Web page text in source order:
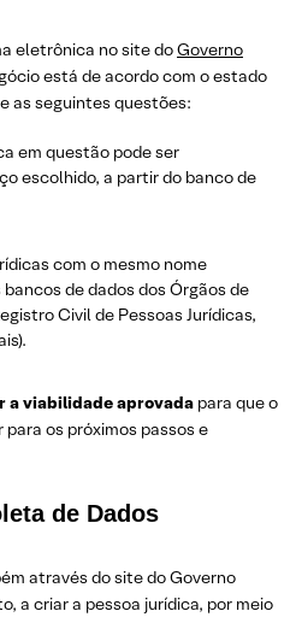
eletrônica no site doGoverno
está de acordo com o estado
as seguintes questões:
em questão pode ser
escolhido, a partir do banco de
com o mesmo nome
de dados dos Órgãos de
Civil de Pessoas Jurídicas,
a viabilidade aprovada para que o
os próximos passos e
de Dados
através do site do Governo
a criar a pessoa jurídica, por meio